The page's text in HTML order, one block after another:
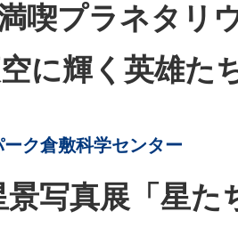
喫プラネタリ
に輝く英雄た
ーク倉敷科学センター
景写真展「星た